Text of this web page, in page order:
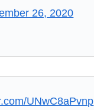
26, 2020
UNwC8aPvnp